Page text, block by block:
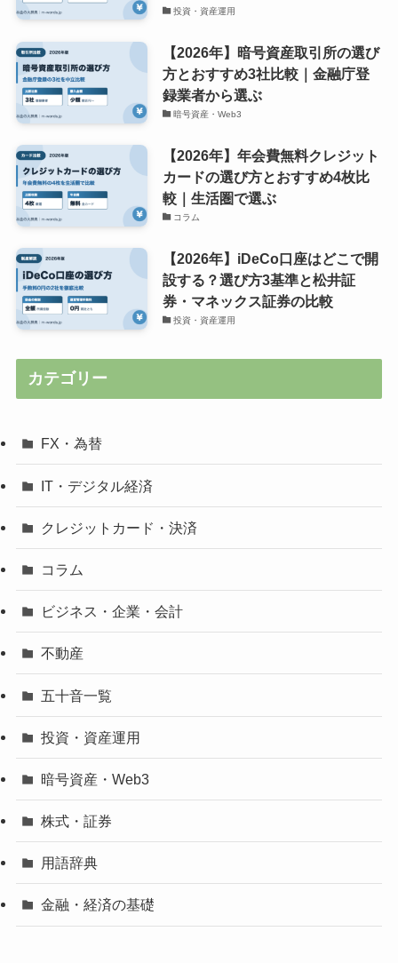
投資・資産運用
【2026年】暗号資産取引所の選び
方とおすすめ3社比較｜金融庁登
録業者から選ぶ
暗号資産・Web3
【2026年】年会費無料クレジット
カードの選び方とおすすめ4枚比
較｜生活圏で選ぶ
コラム
【2026年】iDeCo口座はどこで開
設する？選び方3基準と松井証
券・マネックス証券の比較
投資・資産運用
カテゴリー
FX・為替
IT・デジタル経済
クレジットカード・決済
コラム
ビジネス・企業・会計
不動産
五十音一覧
投資・資産運用
暗号資産・Web3
株式・証券
用語辞典
金融・経済の基礎